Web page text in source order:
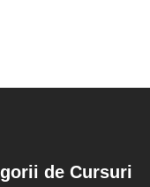
de Cursuri